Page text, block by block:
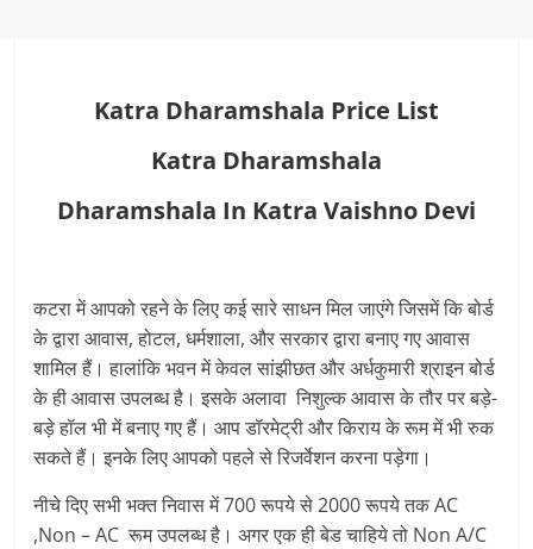
Katra Dharamshala Price List
Katra Dharamshala
Dharamshala In Katra Vaishno Devi
कटरा में आपको रहने के लिए कई सारे साधन मिल जाएंगे जिसमें कि बोर्ड
के द्वारा आवास, होटल, धर्मशाला, और सरकार द्वारा बनाए गए आवास
शामिल हैं। हालांकि भवन में केवल सांझीछत और अर्धकुमारी श्राइन बोर्ड
के ही आवास उपलब्ध है। इसके अलावा निशुल्क आवास के तौर पर बड़े-
बड़े हॉल भी में बनाए गए हैं। आप डॉरमेट्री और किराय के रूम में भी रुक
सकते हैं। इनके लिए आपको पहले से रिजर्वेशन करना पड़ेगा।
नीचे दिए सभी भक्त निवास में 700 रूपये से 2000 रूपये तक AC
,Non – AC रूम उपलब्ध है। अगर एक ही बेड चाहिये तो Non A/C